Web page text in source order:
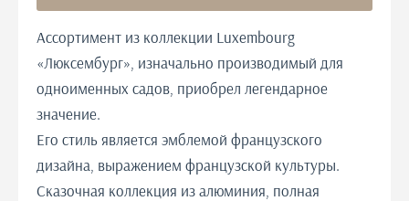
Ассортимент из коллекции Luxembourg
«Люксембург», изначально производимый для
одноименных садов, приобрел легендарное
значение.
Его стиль является эмблемой французского
дизайна, выражением французской культуры.
Сказочная коллекция из алюминия, полная